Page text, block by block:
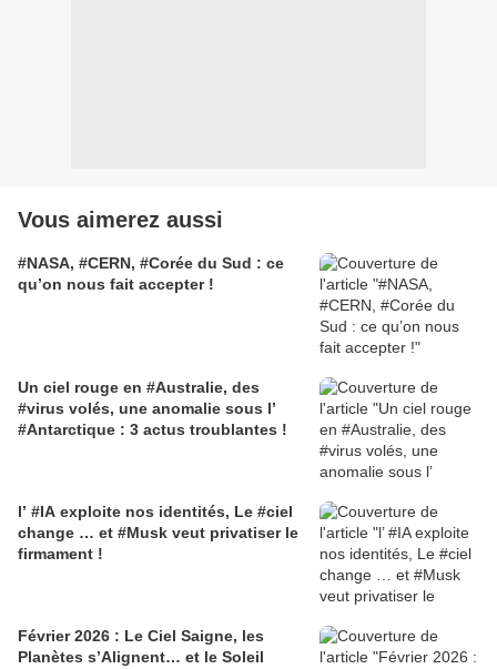
Vous aimerez aussi
#NASA, #CERN, #Corée du Sud : ce
qu’on nous fait accepter !
Un ciel rouge en #Australie, des
#virus volés, une anomalie sous l’
#Antarctique : 3 actus troublantes !
l’ #IA exploite nos identités, Le #ciel
change … et #Musk veut privatiser le
firmament !
Février 2026 : Le Ciel Saigne, les
Planètes s’Alignent… et le Soleil